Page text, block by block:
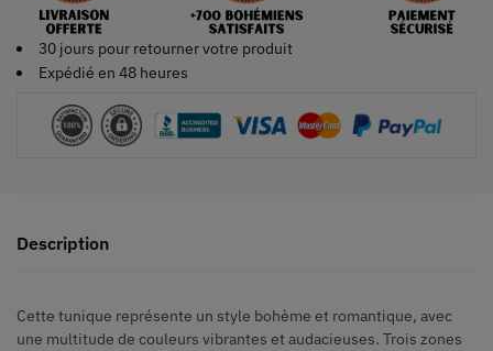
30 jours pour retourner votre produit
Expédié en 48 heures
Description
Cette tunique représente un style bohème et romantique, avec
une multitude de couleurs vibrantes et audacieuses. Trois zones